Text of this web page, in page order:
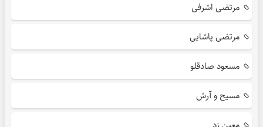
مرتضی اشرفی
مرتضی پاشایی
مسعود صادقلو
مسیح و آرش